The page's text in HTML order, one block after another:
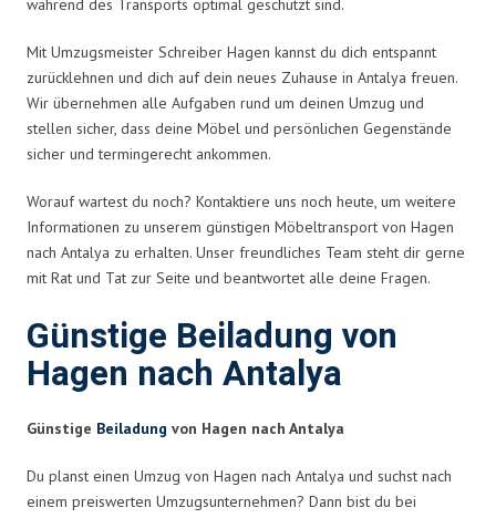
während des Transports optimal geschützt sind.
Mit Umzugsmeister Schreiber Hagen kannst du dich entspannt
zurücklehnen und dich auf dein neues Zuhause in Antalya freuen.
Wir übernehmen alle Aufgaben rund um deinen Umzug und
stellen sicher, dass deine Möbel und persönlichen Gegenstände
sicher und termingerecht ankommen.
Worauf wartest du noch? Kontaktiere uns noch heute, um weitere
Informationen zu unserem günstigen Möbeltransport von Hagen
nach Antalya zu erhalten. Unser freundliches Team steht dir gerne
mit Rat und Tat zur Seite und beantwortet alle deine Fragen.
Günstige Beiladung von
Hagen nach Antalya
Günstige Beiladung von Hagen nach Antalya
Du planst einen Umzug von Hagen nach Antalya und suchst nach
einem preiswerten Umzugsunternehmen? Dann bist du bei